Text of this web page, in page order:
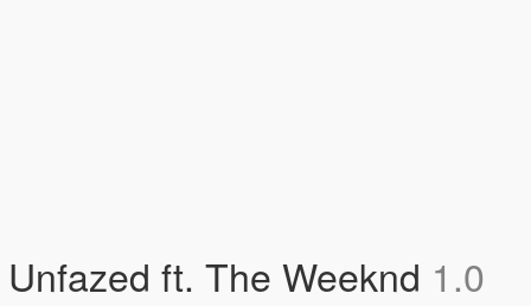
Unfazed ft. The Weeknd 1.0